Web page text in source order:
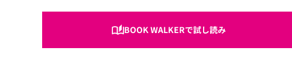
BOOK WALKERで試し読み